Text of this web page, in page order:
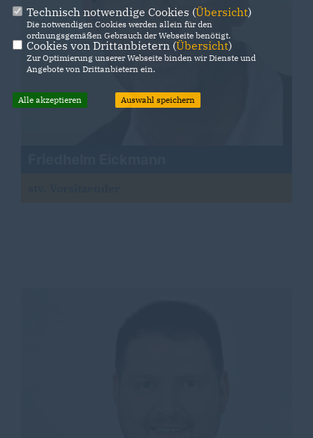
Technisch notwendige Cookies (Übersicht)
Die notwendigen Cookies werden allein für den
ordnungsgemäßen Gebrauch der Webseite benötigt.
Cookies von Drittanbietern (Übersicht)
Zur Optimierung unserer Webseite binden wir Dienste und
Angebote von Drittanbietern ein.
Alle akzeptieren Auswahl speichern